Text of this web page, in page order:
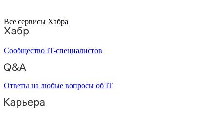
Все сервисы Хабра
Сообщество IT-специалистов
Ответы на любые вопросы об IT